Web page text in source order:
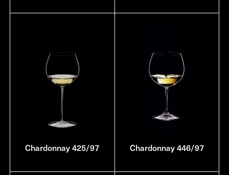
Chardonnay 425/97 Chardonnay 446/97